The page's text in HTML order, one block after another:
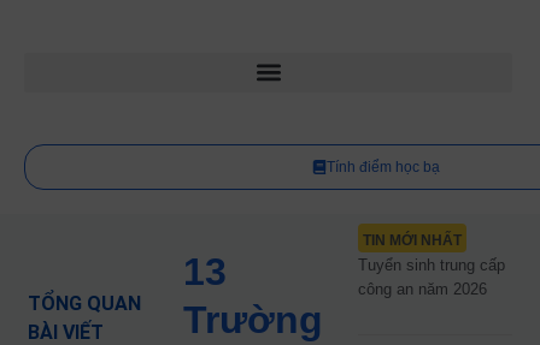
Tính điểm học bạ
TỔNG QUAN
BÀI VIẾT
13
Trường
TIN MỚI NHẤT
Tuyển sinh trung cấp
công an năm 2026